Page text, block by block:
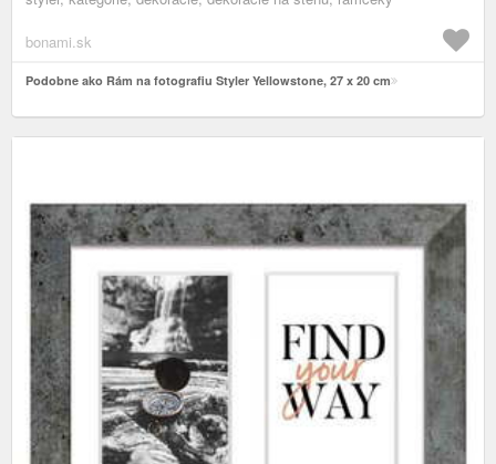
bonami.sk
Podobne ako Rám na fotografiu Styler Yellowstone, 27 x 20 cm